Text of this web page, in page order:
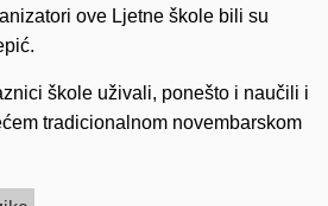
ove Ljetne škole bili su
škole uživali, ponešto i naučili i
tradicionalnom novembarskom